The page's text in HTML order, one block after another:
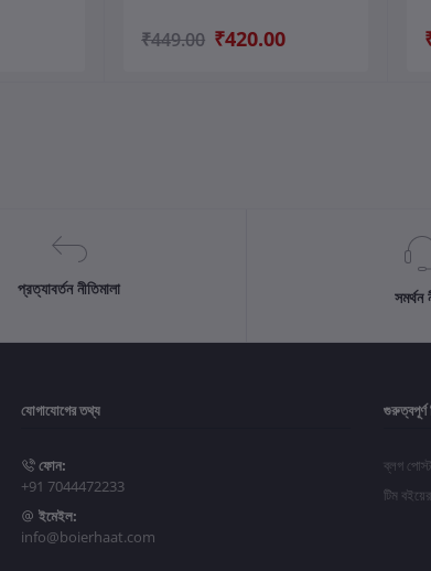
₹449.00 ₹420.00
প্রত্যাবর্তন নীতিমালা সমর্থন
যোগাযোগের তথ্য
ফোন:
+91 7044472233
ইমেইল:
info@boierhaat.com
গুরুত্বপূর্ণ
ব্লগ পোস্ট
টিম